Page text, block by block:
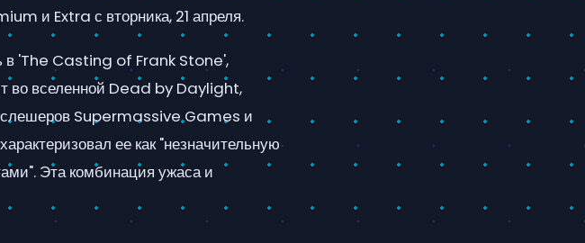
и Extra с вторника, 21 апреля.
в 'The Casting of Frank Stone',
во вселенной Dead by Daylight,
слешеров Supermassive Games и
ее как "незначительную
Эта комбинация ужаса и